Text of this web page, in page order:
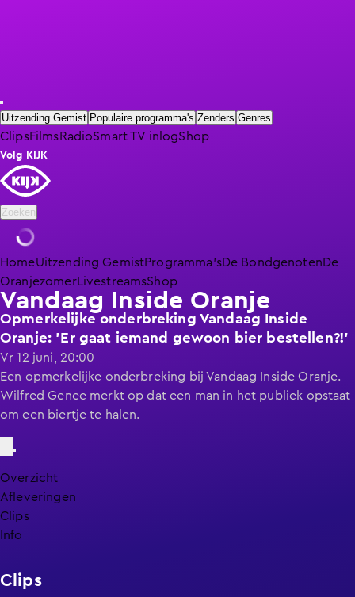
Uitzending Gemist Populaire programma's Zenders Genres
ClipsFilmsRadioSmart TV inlogShop
Volg KIJK
Zoeken
HomeUitzending GemistProgramma'sDe BondgenotenDe
OranjezomerLivestreamsShop
Vandaag Inside Oranje
Opmerkelijke onderbreking Vandaag Inside
Oranje: 'Er gaat iemand gewoon bier bestellen?!'
Vr 12 juni, 20:00
Een opmerkelijke onderbreking bij Vandaag Inside Oranje.
Wilfred Genee merkt op dat een man in het publiek opstaat
om een biertje te halen.
Overzicht
Afleveringen
Clips
Info
Clips